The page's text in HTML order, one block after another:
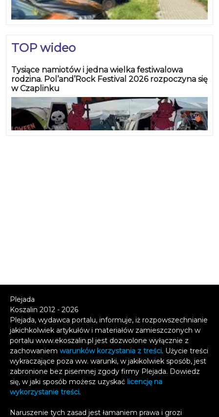
TOP wideo
Tysiące namiotów i jedna wielka festiwalowa
rodzina. Pol’and’Rock Festival 2026 rozpoczyna się
w Czaplinku
Plejada
Koszalin 2012 - 2026
Plejada, wydawca portalu, informuje, iż rozpowszechnianie
jakichkolwiek artykułów i materiałów zamieszczonych w
portalu www.ekoszalin.pl jest dozwolone wyłącznie z
zachowaniem warunków korzystania z treści. Użycie treści
wykraczające poza ww. warunki, w jakikolwiek sposób, jest
zabronione bez pisemnej zgody firmy Plejada. Dowiedz
się, w jaki sposób możesz uzyskać licencję na
wykorzystanie treści.
Naruszenie tych zasad jest łamaniem prawa i grozi